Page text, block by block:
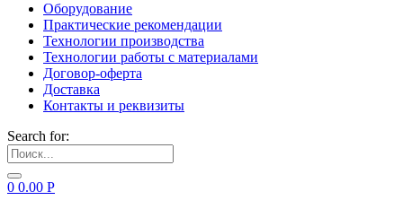
Оборудование
Практические рекомендации
Технологии производства
Технологии работы с материалами
Договор-оферта
Доставка
Контакты и реквизиты
Search for:
0 0.00 Р